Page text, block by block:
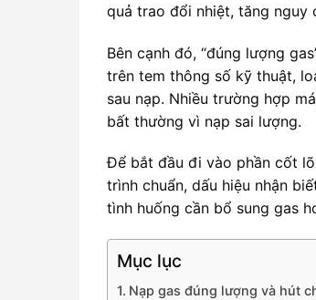
quả trao đổi nhiệt, tăng nguy
Bên cạnh đó, “đúng lượng
trên tem thông số kỹ thuật,
sau nạp. Nhiều trường hợp
bất thường vì nạp sai lượng.
Để bắt đầu đi vào phần cốt
trình chuẩn, dấu hiệu nhận
tình huống cần bổ sung gas
Mục lục
Nạp gas đúng lượng và hút